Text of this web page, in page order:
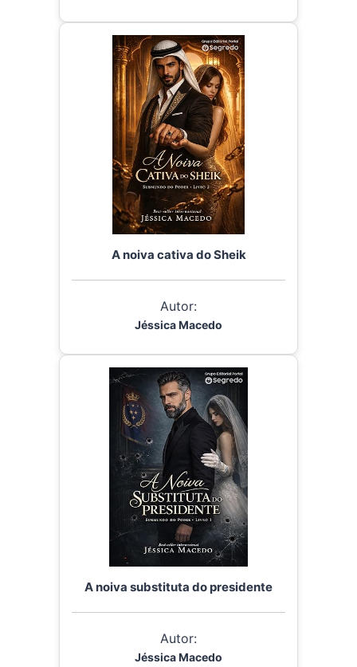
A noiva cativa do Sheik
Autor:
Jéssica Macedo
A noiva substituta do presidente
Autor:
Jéssica Macedo